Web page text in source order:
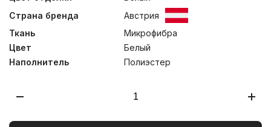
Страна бренда
Австрия
Ткань
Микрофибра
Цвет
Белый
Наполнитель
Полиэстер